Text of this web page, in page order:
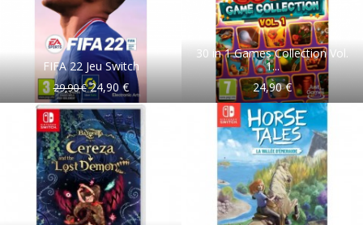
FIFA 22 Jeu Switch
29,90 € 24,90 €
30 in 1 Games Collection Vol.
1...
24,90 €